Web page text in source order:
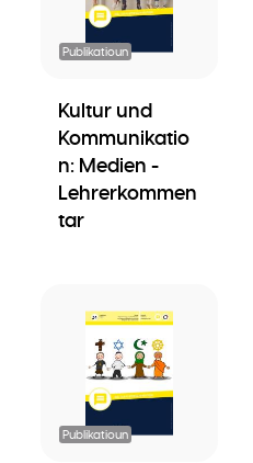
Publikatioun
Kultur und
Kommunikatio
n: Medien -
Lehrerkommen
tar
Publikatioun